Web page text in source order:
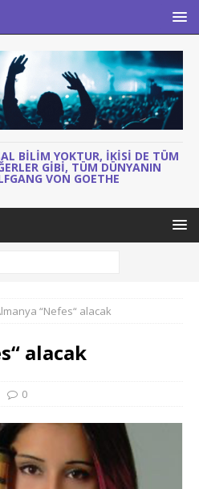
BILIM YOKTUR, IKISI DE TÜM
GIBI, TÜM DÜNYANIN
VON GOETHE
“Nefes“ alacak
alacak
0